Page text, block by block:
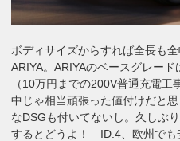
ボディサイズからすれば全長も
ARIYA。ARIYAのベースグレー
（10万円までの200V普通充電
中じゃ相当頑張った値付けだと
なDSGも付いてないし。久しぶ
するとどうよ！ ID.4、欧州でも